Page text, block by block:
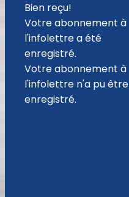
Bien reçu!
Votre abonnement à
l'infolettre a été
enregistré.
Votre abonnement à
l'infolettre n'a pu être
enregistré.